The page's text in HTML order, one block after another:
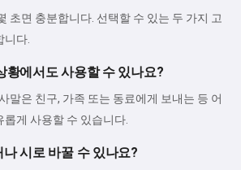
초면 충분합니다. 선택할 수 있는 두 가지 고
니다.
황에서도 사용할 수 있나요?
말은 친구, 가족 또는 동료에게 보내는 등 어
롭게 사용할 수 있습니다.
시로 바꿀 수 있나요?